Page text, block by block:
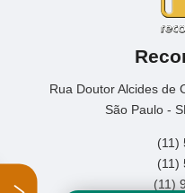
Rua Doutor Alcides de
São Paulo -
(11)
(11)
(11)